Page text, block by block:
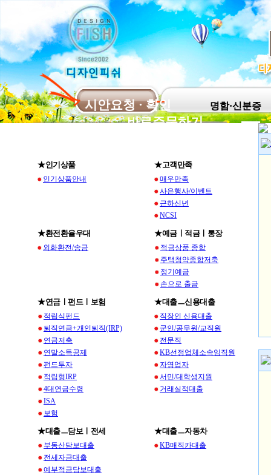
시안요청 · 확인 명함·신분증
바로주문하기
★인기상품
인기상품안내
★고객만족
매우만족
사은행사/이벤트
근하신년
NCSI
★환전환율우대
외화환전/송금
★예금ㅣ적금ㅣ통장
적금상품 종합
주택청약종합저축
정기예금
손으로 출금
★연금ㅣ펀드ㅣ보험
적립식펀드
퇴직연금+개인퇴직(IRP)
연금저축
연말소득공제
펀드투자
적립형IRP
4대연금수령
ISA
보험
★대출ㅡ신용대출
직장인 신용대출
군인/공무원/교직원
전문직
KB선정업체소속임직원
자영업자
서민/대학생지원
거래실적대출
★대출ㅡ담보ㅣ전세
부동산담보대출
전세자금대출
예부적금담보대출
★대출ㅡ자동차
KB매직카대출